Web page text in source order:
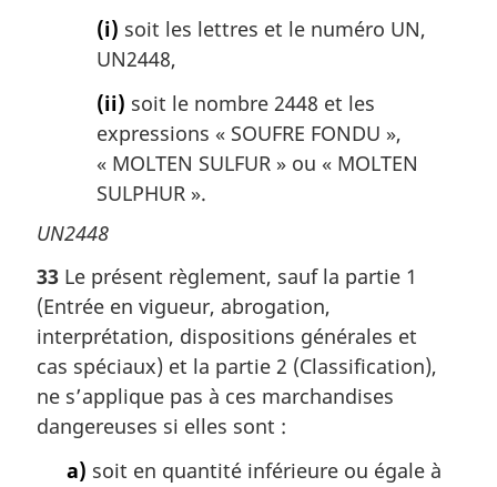
(i) soit les lettres et le numéro UN,
UN2448,
(ii) soit le nombre 2448 et les
expressions « SOUFRE FONDU »,
« MOLTEN SULFUR » ou « MOLTEN
SULPHUR ».
UN2448
33 Le présent règlement, sauf la partie 1
(Entrée en vigueur, abrogation,
interprétation, dispositions générales et
cas spéciaux) et la partie 2 (Classification),
ne s’applique pas à ces marchandises
dangereuses si elles sont :
a) soit en quantité inférieure ou égale à